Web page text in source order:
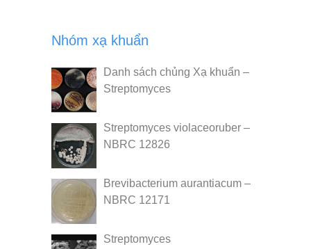
Nhóm xạ khuẩn
Danh sách chủng Xạ khuẩn –
Streptomyces
Streptomyces violaceoruber –
NBRC 12826
Brevibacterium aurantiacum –
NBRC 12171
Streptomyces